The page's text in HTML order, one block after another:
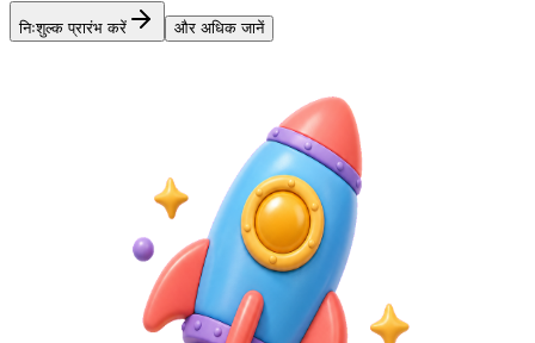
निःशुल्क प्रारंभ करें और अधिक जानें